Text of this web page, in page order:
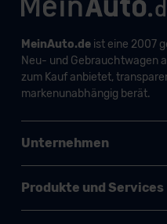
MeinAuto.deist eine 2007
Neu- und Gebrauchtwagen
zum Kauf anbietet,
markenunabhängig berät.
Unternehmen
Produkte und Services